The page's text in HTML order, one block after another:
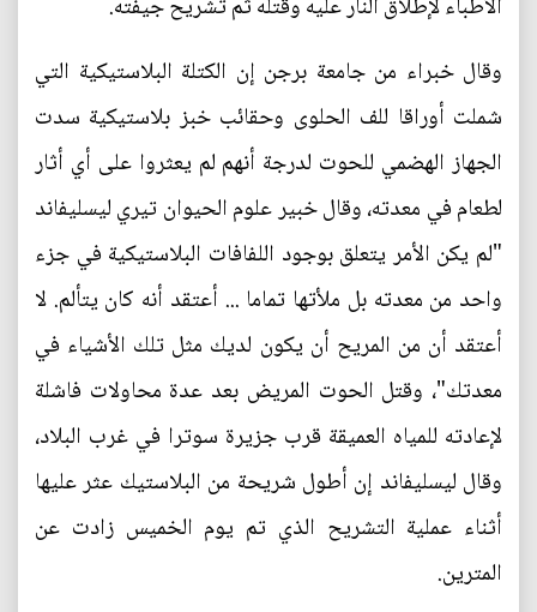
وقال خبراء من جامعة برجن إن الكتلة البلاستيكية التي
شملت أوراقا للف الحلوى وحقائب خبز بلاستيكية سدت
الجهاز الهضمي للحوت لدرجة أنهم لم يعثروا على أي أثار
لطعام في معدته، وقال خبير علوم الحيوان تيري ليسليفاند
"لم يكن الأمر يتعلق بوجود اللفافات البلاستيكية في جزء
واحد من معدته بل ملأتها تماما ... أعتقد أنه كان يتألم. لا
أعتقد أن من المريح أن يكون لديك مثل تلك الأشياء في
معدتك"، وقتل الحوت المريض بعد عدة محاولات فاشلة
لإعادته للمياه العميقة قرب جزيرة سوترا في غرب البلاد،
وقال ليسليفاند إن أطول شريحة من البلاستيك عثر عليها
أثناء عملية التشريح الذي تم يوم الخميس زادت عن
المترين.